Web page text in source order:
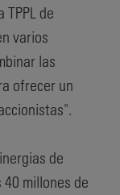
de
varios
las
ofrecer un
de
millones de